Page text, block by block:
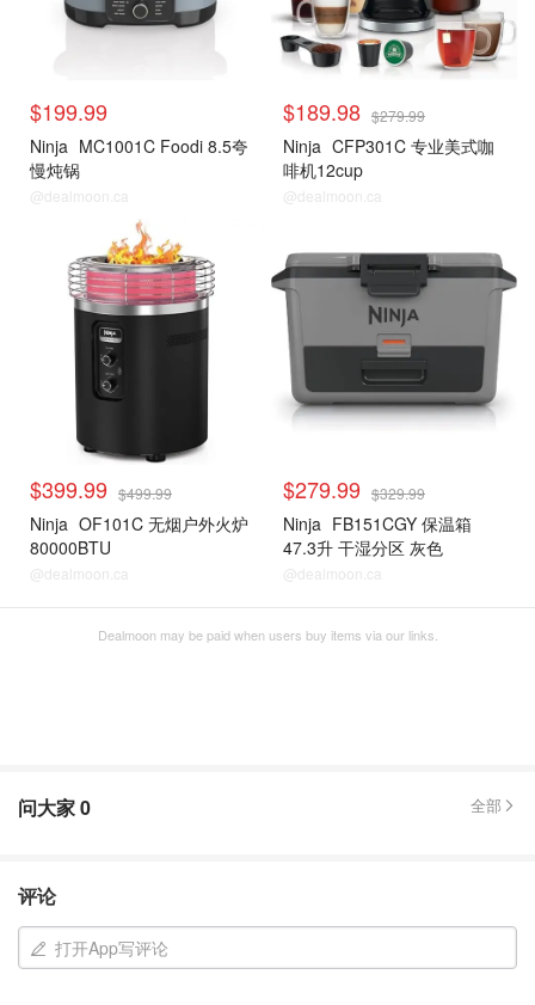
$199.99
Ninja MC1001C Foodi 8.5夸
慢炖锅
@dealmoon.ca
$189.98 $279.99
Ninja CFP301C 专业美式咖
啡机12cup
@dealmoon.ca
$399.99 $499.99
Ninja OF101C 无烟户外火炉
80000BTU
@dealmoon.ca
$279.99 $329.99
Ninja FB151CGY 保温箱
47.3升 干湿分区 灰色
@dealmoon.ca
Dealmoon may be paid when users buy items via our links.
问大家0 全部
评论
打开App写评论